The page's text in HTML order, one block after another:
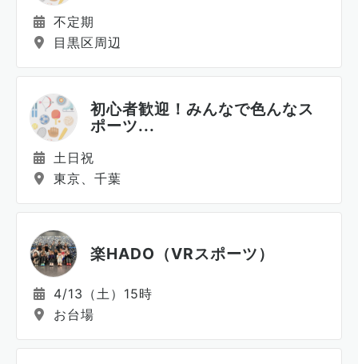
不定期
目黒区周辺
初心者歓迎！みんなで色んなス
ポーツ...
土日祝
東京、千葉
楽HADO（VRスポーツ）
4/13（土）15時
お台場